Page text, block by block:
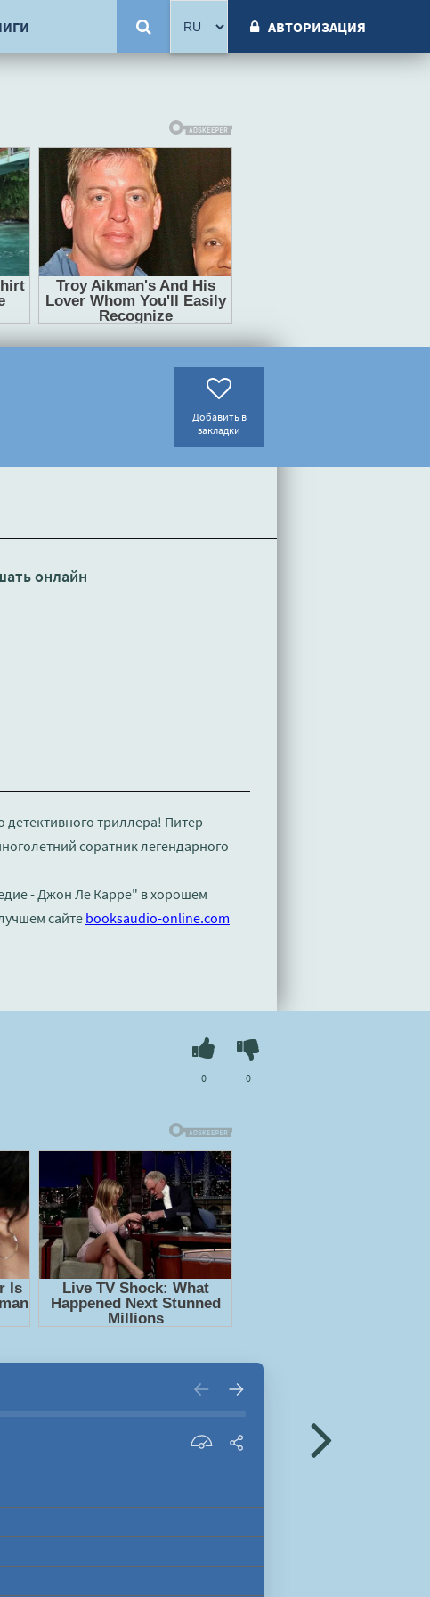
АВТОРИЗАЦИЯ
Добавить в
закладки
онлайн
триллера! Питер
соратник легендарного
- Джон Ле Карре" в хорошем
сайтеbooksaudio-online.com
0 0